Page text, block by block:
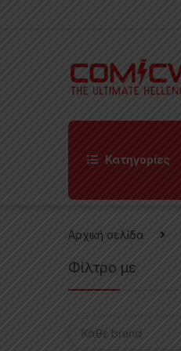
Κατηγορίες
Αρχική σελίδα
Φίλτρο με
Κάθε brand